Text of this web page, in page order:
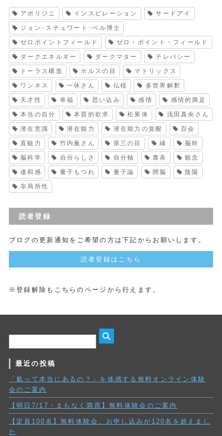
アボリジニ インスピレーション サードアイ
ジョン･スチュワート･ベル博士
ゼロポイントフィールド ゼロ・ポイント・フィールド
ダークエネルギー ダークマター テレパシー
トーラス構造 ホルスの目 マトリックス
ワンネス 一休さん 仏様 多世界解釈
天才性 幸福 思い込み 感情 感情的満足
本当の自分 本質的欲求 松果体 浅田真央さん
潜在意識 潜在能力 潜在能力の覚醒 百会
直観力 竹内薫さん 第三の目 縁 脳幹
脳科学 自分らしさ 自分軸 裏表 観念
違和感 量子もつれ 量子論 間脳 陰陽
非局所性
読者登録
ブログの更新通知をご希望の方は下記からお願いします。
読者登録はこちら
※登録解除もこちらのページから行えます。
最近の投稿
「氣って本当にあるの？」を体感する無料オンライン体験
会のご案内
【明日7/17・まもなく満席】無料体験会のご案内
【定員100名】無料体験会、お申し込みが120名を超えまし
た